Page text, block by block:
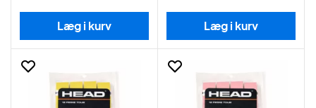
Læg i kurv Læg i kurv